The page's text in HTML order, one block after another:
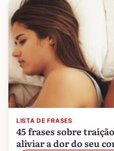
LISTA DE FRASES
45 frases sobre
aliviar a dor do seu